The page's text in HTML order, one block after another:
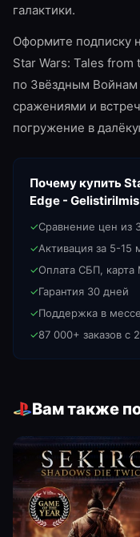
галактики.
Оформите подписку
Star Wars: Tales
по Звёздным Войнам
сражениями и
погружение в
Почему купить
Edge -
✓Сравнение цен из
✓Активация за 5-15
✓Оплата СБП,
✓Гарантия 30 дней
✓Поддержка в
✓87 000+ заказов с
Вам также